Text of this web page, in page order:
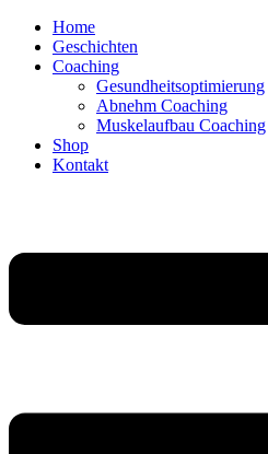
Home
Geschichten
Coaching
Gesundheitsoptimierung
Abnehm Coaching
Muskelaufbau Coaching
Shop
Kontakt